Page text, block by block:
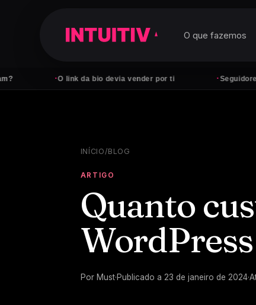
· O link da bio devia vender por ti · Seguidores não
O que fazemos
INÍCIO/BLOG
ARTIGO
Quanto
WordPress
Por Must·Publicado a 23 de janeiro de 2024·